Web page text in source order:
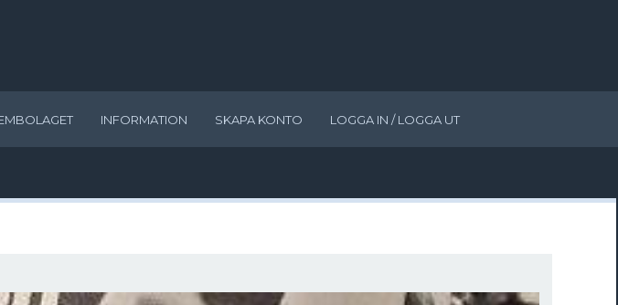
INFORMATION SKAPA KONTO LOGGA IN / LOGGA UT